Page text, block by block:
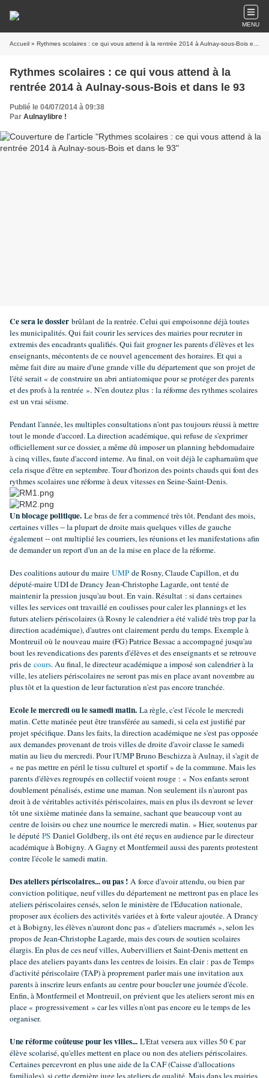
MENU
Accueil » Rythmes scolaires : ce qui vous attend à la rentrée 2014 à Aulnay-sous-Bois et dans le 93
Rythmes scolaires : ce qui vous attend à la
rentrée 2014 à Aulnay-sous-Bois et dans le 93
Publié le 04/07/2014 à 09:38
Par Aulnaylibre !
Ce sera le dossier brûlant de la rentrée. Celui qui empoisonne déjà toutes
les municipalités. Qui fait courir les services des mairies pour recruter in
extremis des encadrants qualifiés. Qui fait grogner les parents d'élèves et les
enseignants, mécontents de ce nouvel agencement des horaires. Et qui a
même fait dire au maire d'une grande ville du département que son projet de
l'été serait « de construire un abri antiatomique pour se protéger des parents
et des profs à la rentrée ». N'en doutez plus : la réforme des rythmes scolaires
est un vrai séisme.
Pendant l'année, les multiples consultations n'ont pas toujours réussi à mettre
tout le monde d'accord. La direction académique, qui refuse de s'exprimer
officiellement sur ce dossier, a même dû imposer un planning hebdomadaire
à cinq villes, faute d'accord interne. Au final, on voit déjà le capharnaüm que
cela risque d'être en septembre. Tour d'horizon des points chauds qui font des
rythmes scolaires une réforme à deux vitesses en Seine-Saint-Denis.
Un blocage politique. Le bras de fer a commencé très tôt. Pendant des mois,
certaines villes -- la plupart de droite mais quelques villes de gauche
également -- ont multiplié les courriers, les réunions et les manifestations afin
de demander un report d'un an de la mise en place de la réforme.
Des coalitions autour du maire UMP de Rosny, Claude Capillon, et du
député-maire UDI de Drancy Jean-Christophe Lagarde, ont tenté de
maintenir la pression jusqu'au bout. En vain. Résultat : si dans certaines
villes les services ont travaillé en coulisses pour caler les plannings et les
futurs ateliers périscolaires (à Rosny le calendrier a été validé très trop par la
direction académique), d'autres ont clairement perdu du temps. Exemple à
Montreuil où le nouveau maire (FG) Patrice Bessac a accompagné jusqu'au
bout les revendications des parents d'élèves et des enseignants et se retrouve
pris de cours. Au final, le directeur académique a imposé son calendrier à la
ville, les ateliers périscolaires ne seront pas mis en place avant novembre au
plus tôt et la question de leur facturation n'est pas encore tranchée.
Ecole le mercredi ou le samedi matin. La règle, c'est l'école le mercredi
matin. Cette matinée peut être transférée au samedi, si cela est justifié par
projet spécifique. Dans les faits, la direction académique ne s'est pas opposée
aux demandes provenant de trois villes de droite d'avoir classe le samedi
matin au lieu du mercredi. Pour l'UMP Bruno Beschizza à Aulnay, il s'agit de
« ne pas mettre en péril le tissu culturel et sportif » de la commune. Mais les
parents d'élèves regroupés en collectif voient rouge : « Nos enfants seront
doublement pénalisés, estime une maman. Non seulement ils n'auront pas
droit à de véritables activités périscolaires, mais en plus ils devront se lever
tôt une sixième matinée dans la semaine, sachant que beaucoup vont au
centre de loisirs ou chez une nourrice le mercredi matin. » Hier, soutenus par
le député PS Daniel Goldberg, ils ont été reçus en audience par le directeur
académique à Bobigny. A Gagny et Montfermeil aussi des parents protestent
contre l'école le samedi matin.
Des ateliers périscolaires... ou pas ! A force d'avoir attendu, ou bien par
conviction politique, neuf villes du département ne mettront pas en place les
ateliers périscolaires censés, selon le ministère de l'Education nationale,
proposer aux écoliers des activités variées et à forte valeur ajoutée. A Drancy
et à Bobigny, les élèves n'auront donc pas « d'ateliers macramés », selon les
propos de Jean-Christophe Lagarde, mais des cours de soutien scolaires
élargis. En plus de ces neuf villes, Aubervilliers et Saint-Denis mettent en
place des ateliers payants dans les centres de loisirs. En clair : pas de Temps
d'activité périscolaire (TAP) à proprement parler mais une invitation aux
parents à inscrire leurs enfants au centre pour boucler une journée d'école.
Enfin, à Montfermeil et Montreuil, on prévient que les ateliers seront mis en
place « progressivement » car les villes n'ont pas encore eu le temps de les
organiser.
Une réforme coûteuse pour les villes... L'Etat versera aux villes 50 € par
élève scolarisé, qu'elles mettent en place ou non des ateliers périscolaires.
Certaines percevront en plus une aide de la CAF (Caisse d'allocations
familiales), si cette dernière juge les ateliers de qualité. Mais dans les mairies,